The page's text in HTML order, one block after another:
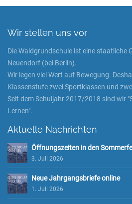
Wir stellen uns vor
Die Waldgrundschule ist eine staatliche
Neuendorf (bei Berlin).
Wir legen viel Wert auf Bewegung.
Klassenstufe zwei Sportklassen und
Seit dem Schuljahr 2017/2018 sind wir
Lernen".
Aktuelle Nachrichten
Öffnungszeiten in den
3. Juli 2026
Neue Jahrgangsbriefe online
1. Juli 2026